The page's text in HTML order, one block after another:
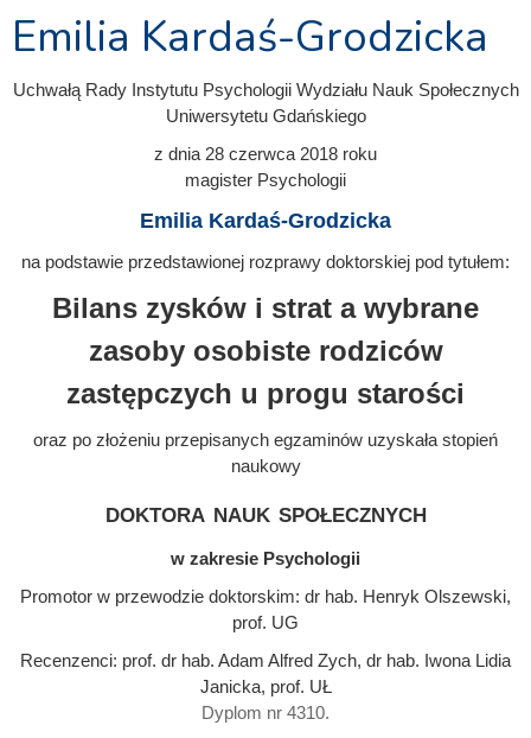
Emilia Kardaś-Grodzicka
Uchwałą Rady Instytutu Psychologii Wydziału Nauk Społecznych
Uniwersytetu Gdańskiego
z dnia 28 czerwca 2018 roku
magister Psychologii
Emilia Kardaś-Grodzicka
na podstawie przedstawionej rozprawy doktorskiej pod tytułem:
Bilans zysków i strat a wybrane
zasoby osobiste rodziców
zastępczych u progu starości
oraz po złożeniu przepisanych egzaminów uzyskała stopień
naukowy
doktora nauk społecznych
w zakresie Psychologii
Promotor w przewodzie doktorskim: dr hab. Henryk Olszewski,
prof. UG
Recenzenci: prof. dr hab. Adam Alfred Zych, dr hab. Iwona Lidia
Janicka, prof. UŁ
Dyplom nr 4310.